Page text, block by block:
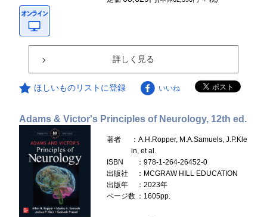
詳しく見る
ほしいものリストに登録 いいね
Adams & Victor's Principles of Neurology, 12th ed.
著者
：A.H.Ropper, M.A.Samuels, J.P.Kle
in, et al.
ISBN
：978-1-264-26452-0
出版社
：MCGRAW HILL EDUCATION
出版年
：2023年
ページ数 ：1605pp.